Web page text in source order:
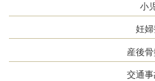
小
妊
産後
交通